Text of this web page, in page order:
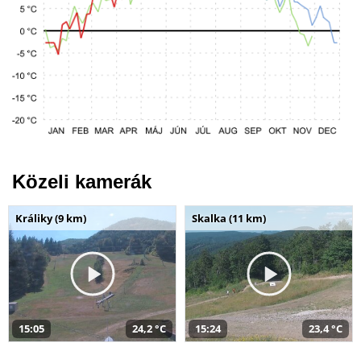
Közeli kamerák
Králiky (9 km)
15:05 24,2 °C
Skalka (11 km)
15:24 23,4 °C